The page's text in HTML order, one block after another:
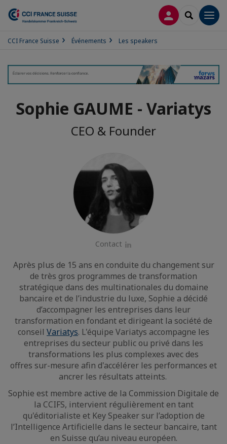
CONNEXION
CCI France Suisse Événements Les speakers
Sophie GAUME - Variatys
CEO & Founder
Contact
Après plus de 15 ans en conduite du changement sur
de très gros programmes de transformation
stratégique dans des multinationales du domaine
bancaire et de l’industrie du luxe, Sophie a décidé
d’accompagner les entreprises dans leur
transformation en fondant et dirigeant la société de
conseil Variatys. L'équipe Variatys accompagne les
entreprises du secteur public ou privé dans les
transformations les plus complexes avec des
offres sur-mesure afin d'accélérer les performances et
ancrer les résultats atteints. ​
Sophie est membre active de la Commission Digitale de
la CCIFS, intervient régulièrement en tant
qu'éditorialiste et Key Speaker sur l’adoption de
l’Intelligence Artificielle dans le secteur bancaire, tant
en Suisse qu’au niveau européen.